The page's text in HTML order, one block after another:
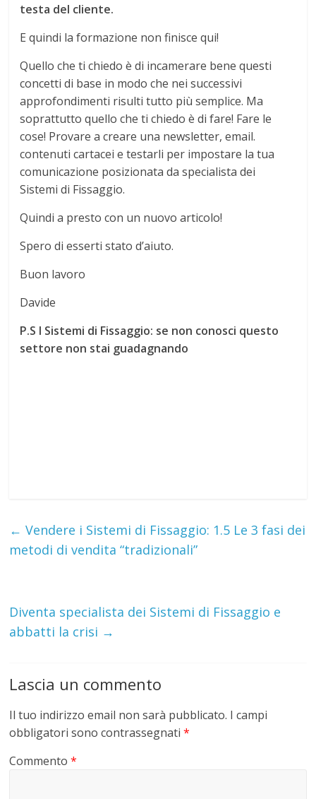
testa del cliente.
E quindi la formazione non finisce qui!
Quello che ti chiedo è di incamerare bene questi
concetti di base in modo che nei successivi
approfondimenti risulti tutto più semplice. Ma
soprattutto quello che ti chiedo è di fare! Fare le
cose! Provare a creare una newsletter, email.
contenuti cartacei e testarli per impostare la tua
comunicazione posizionata da specialista dei
Sistemi di Fissaggio.
Quindi a presto con un nuovo articolo!
Spero di esserti stato d’aiuto.
Buon lavoro
Davide
P.S I Sistemi di Fissaggio: se non conosci questo
settore non stai guadagnando
← Vendere i Sistemi di Fissaggio: 1.5 Le 3 fasi dei
metodi di vendita “tradizionali”
Diventa specialista dei Sistemi di Fissaggio e
abbatti la crisi →
Lascia un commento
Il tuo indirizzo email non sarà pubblicato. I campi
obbligatori sono contrassegnati*
Commento*